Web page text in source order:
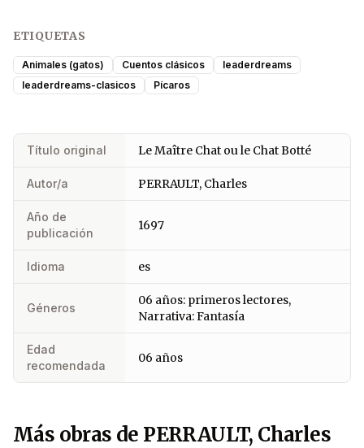
ETIQUETAS
Animales (gatos) Cuentos clásicos
leaderdreams
leaderdreams-clasicos
Pícaros
Título original Le Maître Chat ou le Chat Botté
Autor/a PERRAULT, Charles
Año de
publicación
1697
Idioma es
Géneros
06 años: primeros lectores,
Narrativa: Fantasía
Edad
recomendada
06 años
Más obras de PERRAULT, Charles